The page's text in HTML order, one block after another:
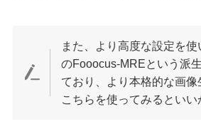
また、より高度な設定を
のFooocus-MREという派
ており、より本格的な画
こちらを使ってみるといい